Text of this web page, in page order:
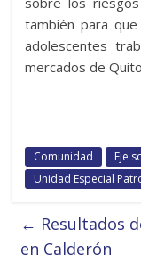
también para
adolescentes
mercados de
Comunidad Eje
Unidad Especial
← Resultados
en Calderón